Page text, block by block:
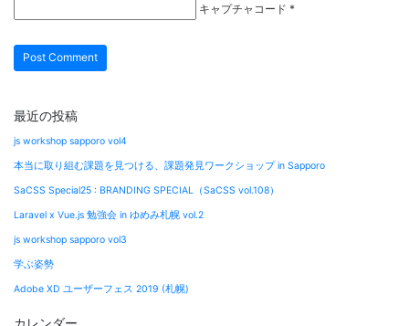
キャプチャコード *
最近の投稿
js workshop sapporo vol4
本当に取り組む課題を見つける、課題発見ワークショップ in Sapporo
SaCSS Special25 : BRANDING SPECIAL（SaCSS vol.108）
Laravel x Vue.js 勉強会 in ゆめみ札幌 vol.2
js workshop sapporo vol3
学ぶ姿勢
Adobe XD ユーザーフェス 2019 (札幌)